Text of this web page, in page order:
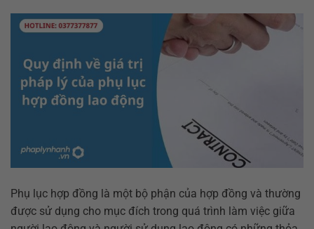
Phụ lục hợp đồng là một bộ phận của hợp đồng và thường
được sử dụng cho mục đích trong quá trình làm việc giữa